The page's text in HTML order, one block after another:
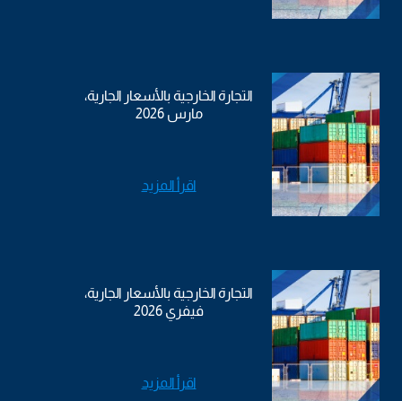
التجارة الخارجية بالأسعار الجارية،
مارس 2026
اقرأ المزيد
التجارة الخارجية بالأسعار الجارية،
فيفري 2026
اقرأ المزيد